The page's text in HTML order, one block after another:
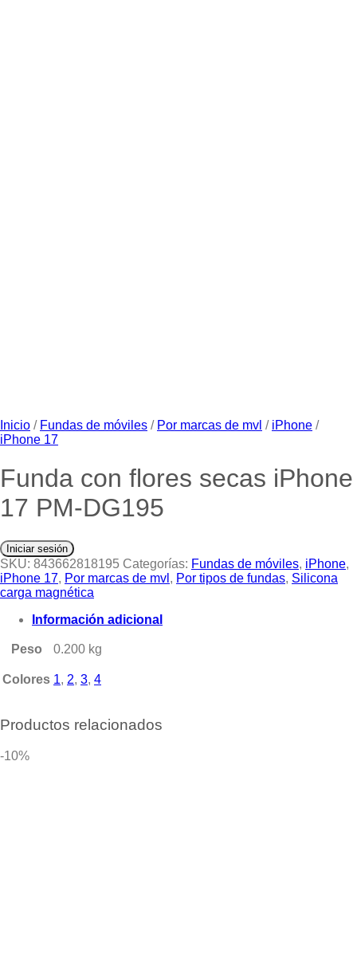
Inicio / Fundas de móviles / Por marcas de mvl / iPhone /
iPhone 17
Funda con flores secas iPhone
17 PM-DG195
Iniciar sesión
SKU: 843662818195 Categorías: Fundas de móviles, iPhone,
iPhone 17, Por marcas de mvl , Por tipos de fundas, Silicona
carga magnética
Información adicional
Peso 0.200 kg
Colores 1, 2, 3, 4
Productos relacionados
-10%